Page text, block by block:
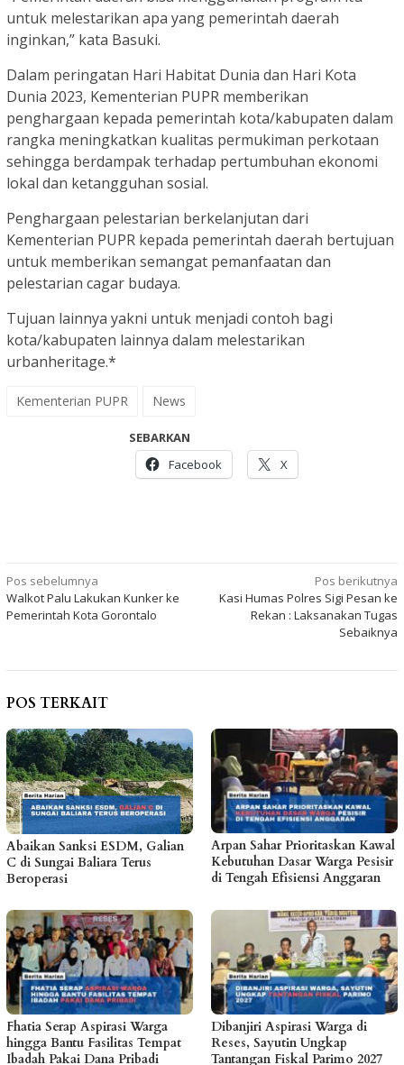
untuk melestarikan apa yang pemerintah daerah
inginkan,” kata Basuki.
Dalam peringatan Hari Habitat Dunia dan Hari Kota
Dunia 2023, Kementerian PUPR memberikan
penghargaan kepada pemerintah kota/kabupaten dalam
rangka meningkatkan kualitas permukiman perkotaan
sehingga berdampak terhadap pertumbuhan ekonomi
lokal dan ketangguhan sosial.
Penghargaan pelestarian berkelanjutan dari
Kementerian PUPR kepada pemerintah daerah bertujuan
untuk memberikan semangat pemanfaatan dan
pelestarian cagar budaya.
Tujuan lainnya yakni untuk menjadi contoh bagi
kota/kabupaten lainnya dalam melestarikan
urbanheritage.*
Kementerian PUPR News
SEBARKAN
Facebook
X
Navigasi
pos
Pos sebelumnya
Walkot Palu Lakukan Kunker ke
Pemerintah Kota Gorontalo
Pos berikutnya
Kasi Humas Polres Sigi Pesan ke
Rekan : Laksanakan Tugas
Sebaiknya
POS TERKAIT
Abaikan Sanksi ESDM, Galian
C di Sungai Baliara Terus
Beroperasi
Arpan Sahar Prioritaskan Kawal
Kebutuhan Dasar Warga Pesisir
di Tengah Efisiensi Anggaran
Fhatia Serap Aspirasi Warga
hingga Bantu Fasilitas Tempat
Ibadah Pakai Dana Pribadi
Dibanjiri Aspirasi Warga di
Reses, Sayutin Ungkap
Tantangan Fiskal Parimo 2027